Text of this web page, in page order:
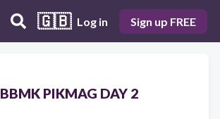
🇬🇧 Log in Sign up FREE
BBMK PIKMAG DAY 2